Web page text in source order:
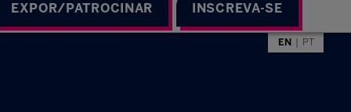
EXPOR/PATROCINAR INSCREVA-SE
EN PT